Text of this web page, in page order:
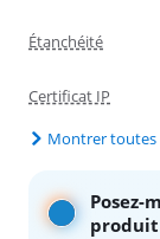
Étanchéité
Certificat IP
Montrer toutes
Posez-
produit